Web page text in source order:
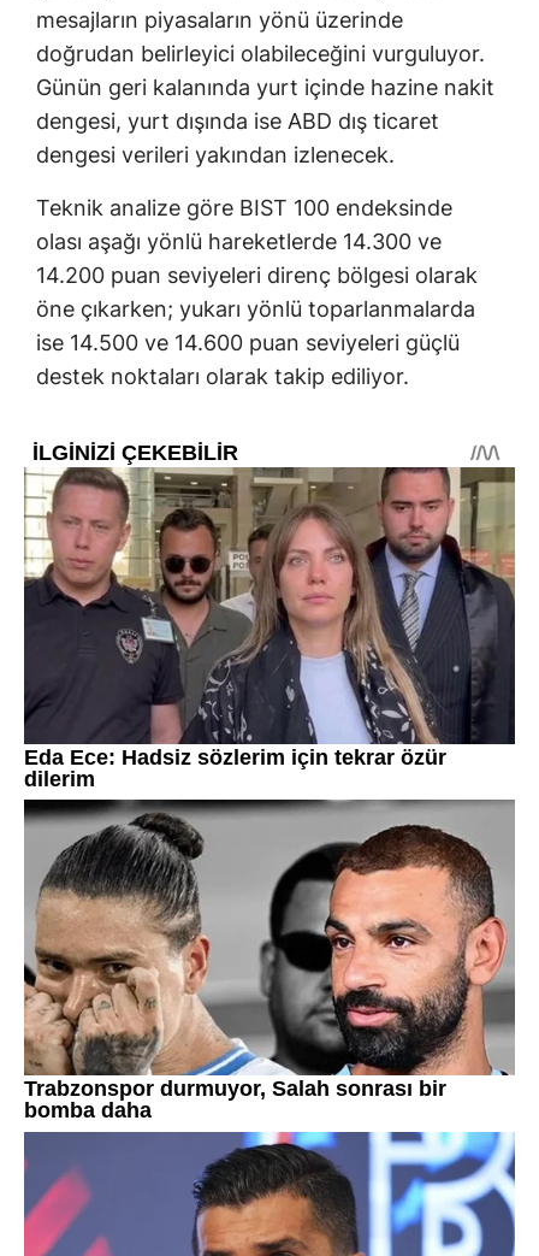
mesajların piyasaların yönü üzerinde
doğrudan belirleyici olabileceğini vurguluyor.
Günün geri kalanında yurt içinde hazine nakit
dengesi, yurt dışında ise ABD dış ticaret
dengesi verileri yakından izlenecek.
Teknik analize göre BIST 100 endeksinde
olası aşağı yönlü hareketlerde 14.300 ve
14.200 puan seviyeleri direnç bölgesi olarak
öne çıkarken; yukarı yönlü toparlanmalarda
ise 14.500 ve 14.600 puan seviyeleri güçlü
destek noktaları olarak takip ediliyor.